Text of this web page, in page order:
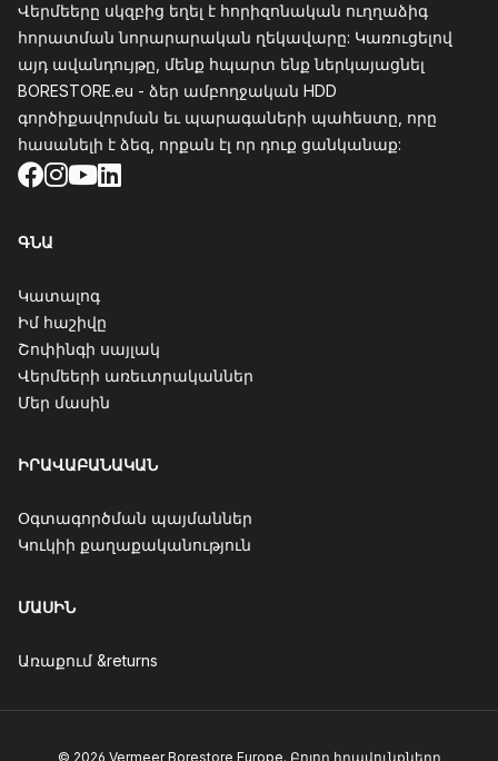
Վերմեերը սկզբից եղել է հորիզոնական ուղղաձիգ
հորատման նորարարական ղեկավարը: Կառուցելով
այդ ավանդույթը, մենք հպարտ ենք ներկայացնել
BORESTORE.eu - ձեր ամբողջական HDD
գործիքավորման եւ պարագաների պահեստը, որը
հասանելի է ձեզ, որքան էլ որ դուք ցանկանաք:
Facebook
Instagram
YouTube
LinkedIn
ԳՆԱ
Կատալոգ
Իմ հաշիվը
Շոփինգի սայլակ
Վերմեերի առեւտրականներ
Մեր մասին
ԻՐԱՎԱԲԱՆԱԿԱՆ
Օգտագործման պայմաններ
Կուկիի քաղաքականություն
ՄԱՍԻՆ
Առաքում &returns
© 2026 Vermeer Borestore Europe. Բոլոր իրավունքները